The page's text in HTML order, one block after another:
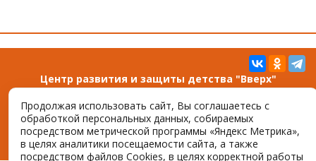
Центр развития и защиты детства "Вверх"
Тел. +7 (989) 516-75-06, e-mail:vverh-dm@yandex.ru
©2026 vverh-dm.ru Все права защищены
Создано компанией «Интернет-Фрегат»
Продолжая использовать сайт, Вы соглашаетесь с
обработкой персональных данных, собираемых
посредством метрической программы «Яндекс Метрика»,
в целях аналитики посещаемости сайта, а также
посредством файлов Cookies, в целях корректной работы